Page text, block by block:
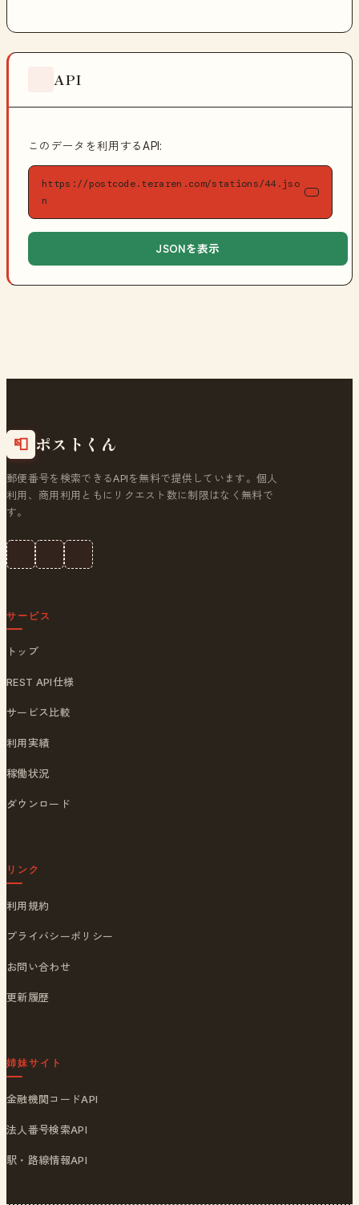
API
このデータを利用するAPI:
https://postcode.teraren.com/stations/44.jso
n
JSONを表示
📮 ポストくん
郵便番号を検索できるAPIを無料で提供しています。個人
利用、商用利用ともにリクエスト数に制限はなく無料で
す。
サービス
トップ
REST API仕様
サービス比較
利用実績
稼働状況
ダウンロード
リンク
利用規約
プライバシーポリシー
お問い合わせ
更新履歴
姉妹サイト
金融機関コードAPI
法人番号検索API
駅・路線情報API